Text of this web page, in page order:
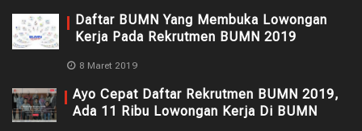
Daftar BUMN Yang Membuka Lowongan
Kerja Pada Rekrutmen BUMN 2019
8 Maret 2019
Ayo Cepat Daftar Rekrutmen BUMN 2019,
Ada 11 Ribu Lowongan Kerja Di BUMN